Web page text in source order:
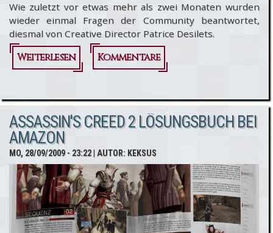
Wie zuletzt vor etwas mehr als zwei Monaten wurden
wieder einmal Fragen der Community beantwortet,
diesmal von Creative Director Patrice Desilets.
Weiterlesen
über
Creed 2:
Fragen an
Entwickler
Teil 4
Kommentare
ASSASSIN'S CREED 2 LÖSUNGSBUCH BEI
AMAZON
MO, 28/09/2009 - 23:22| AUTOR: KEKSUS